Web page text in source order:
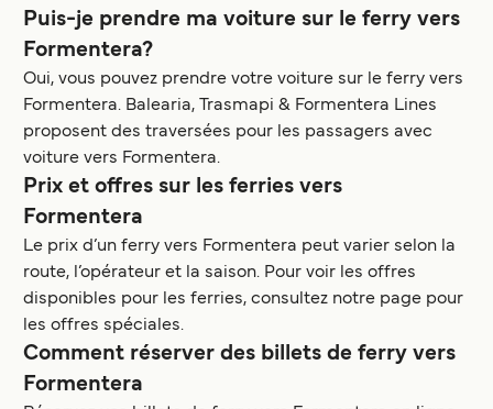
Puis-je prendre ma voiture sur le ferry vers
Formentera?
Oui, vous pouvez prendre votre voiture sur le ferry vers
Formentera. Balearia, Trasmapi & Formentera Lines
proposent des traversées pour les passagers avec
voiture vers Formentera.
Prix et offres sur les ferries vers
Formentera
Le prix d’un ferry vers Formentera peut varier selon la
route, l’opérateur et la saison. Pour voir les offres
disponibles pour les ferries, consultez notre page pour
les offres spéciales.
Comment réserver des billets de ferry vers
Formentera